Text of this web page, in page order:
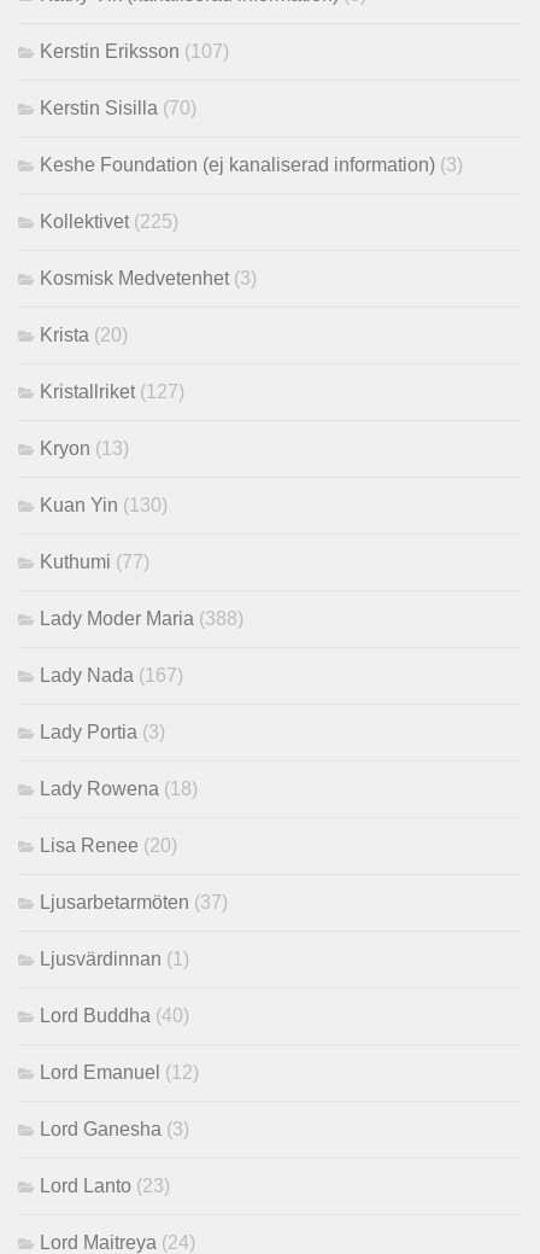
Kerstin Eriksson (107)
Kerstin Sisilla (70)
Keshe Foundation (ej kanaliserad information) (3)
Kollektivet (225)
Kosmisk Medvetenhet (3)
Krista (20)
Kristallriket (127)
Kryon (13)
Kuan Yin (130)
Kuthumi (77)
Lady Moder Maria (388)
Lady Nada (167)
Lady Portia (3)
Lady Rowena (18)
Lisa Renee (20)
Ljusarbetarmöten (37)
Ljusvärdinnan (1)
Lord Buddha (40)
Lord Emanuel (12)
Lord Ganesha (3)
Lord Lanto (23)
Lord Maitreya (24)